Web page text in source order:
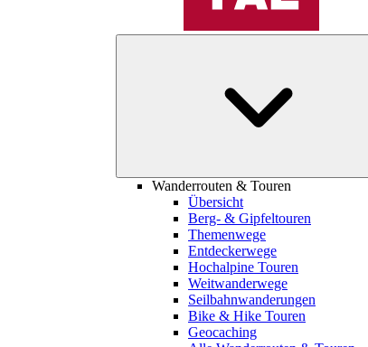
Wanderrouten & Touren
Übersicht
Berg- & Gipfeltouren
Themenwege
Entdeckerwege
Hochalpine Touren
Weitwanderwege
Seilbahnwanderungen
Bike & Hike Touren
Geocaching